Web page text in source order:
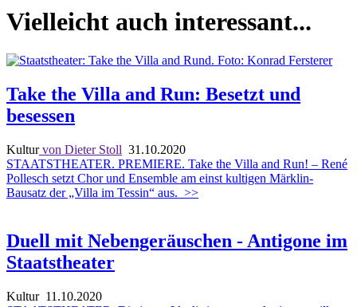
Vielleicht auch interessant...
Take the Villa and Run: Besetzt und
besessen
Kulturvon Dieter Stoll 31.10.2020
STAATSTHEATER. PREMIERE. Take the Villa and Run! – René
Pollesch setzt Chor und Ensemble am einst kultigen Märklin-
Bausatz der „Villa im Tessin“ aus. >>
Duell mit Nebengeräuschen - Antigone im
Staatstheater
Kultur11.10.2020